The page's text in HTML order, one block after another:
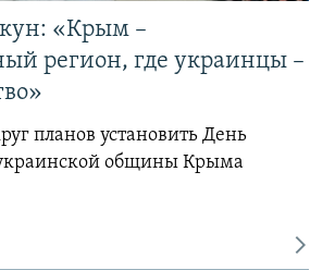
«Крым –
регион, где украинцы –
планов установить День
общины Крыма